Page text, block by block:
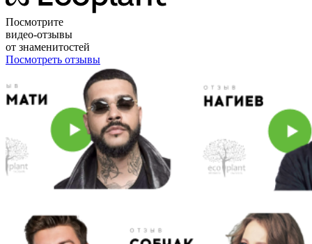
Посмотрите
видео-отзывы
от знаменитостей
Посмотреть отзывы